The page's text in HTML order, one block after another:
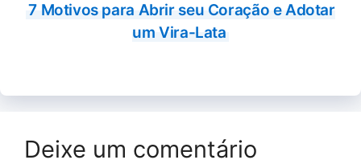
7 Motivos para Abrir seu Coração e Adotar
um Vira-Lata
Deixe um comentário